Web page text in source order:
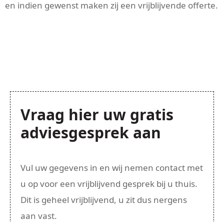
en indien gewenst maken zij een vrijblijvende offerte.
Vraag hier uw gratis
adviesgesprek aan
Vul uw gegevens in en wij nemen contact met
u op voor een vrijblijvend gesprek bij u thuis.
Dit is geheel vrijblijvend, u zit dus nergens
aan vast.